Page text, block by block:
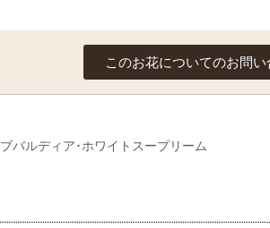
このお花についてのお問
ブバルディア･ホワイトスープリーム